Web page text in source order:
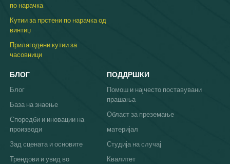
по нарачка
Кутии за прстени по нарачка од
винтиџ
Прилагодени кутии за
часовници
БЛОГ
Блог
База на знаење
Споредби и иновации на
производи
Зад сцената и основите
Трендови и увид во
ПОДДРШКИ
Помош и најчесто поставувани
прашања
Област за преземање
материјал
Студија на случај
Квалитет